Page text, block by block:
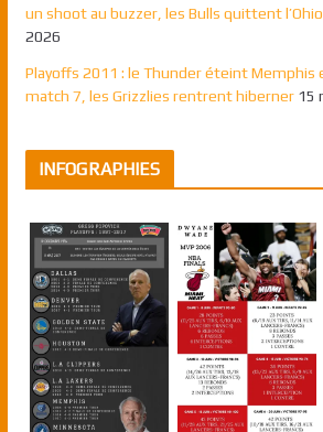
un shoot au buzzer, les Bulls quittent
2026
Playoffs 2011 : le Thunder éteint Memphis
match 7, les Grizzlies rentrent hiberner 15
INFOGRAPHIES